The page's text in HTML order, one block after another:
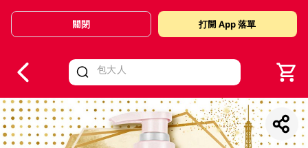
Valid Until 30 June 2026
關閉 打開 App 落單